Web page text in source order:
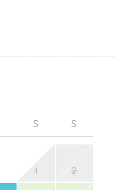
S S
1 2